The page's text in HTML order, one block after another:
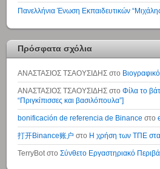
Πανελλήνια Ένωση Εκπαιδευτικών
Πρόσφατα σχόλια
ΑΝΑΣΤΑΣΙΟΣ ΤΣΑΟΥΣΙΔΗΣ στο Βιογραφικό
ΑΝΑΣΤΑΣΙΟΣ ΤΣΑΟΥΣΙΔΗΣ στοΦίλα το
“Πριγκίπισσες και βασιλόπουλα”]
bonificación de referencia de Binance στο
打开Binance账户 στο Η χρήση των ΤΠΕ
TerryBot στοΣύνθετο Εργαστηριακό